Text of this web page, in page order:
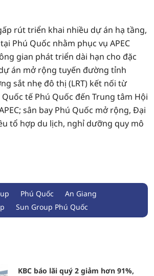
rút triển khai nhiều dự án hạ tầng,
Phú Quốc nhằm phục vụ APEC
gian phát triển dài hạn cho đặc
án mở rộng tuyến đường tỉnh
sắt nhẹ đô thị (LRT) kết nối từ
tế Phú Quốc đến Trung tâm Hội
sân bay Phú Quốc mở rộng, Đại
tổ hợp du lịch, nghỉ dưỡng quy mô
Phú Quốc
An Giang
Sun Group Phú Quốc
KBC báo lãi quý 2 giảm hơn 91%,